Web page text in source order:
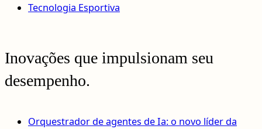
Tecnologia Esportiva
Inovações que impulsionam seu
desempenho.
Orquestrador de agentes de Ia: o novo líder da